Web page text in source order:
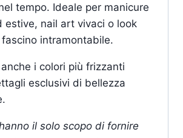
tempo. Ideale per manicure
estive, nail art vivaci o look
intramontabile.
i colori più frizzanti
esclusivi di bellezza
il solo scopo di fornire